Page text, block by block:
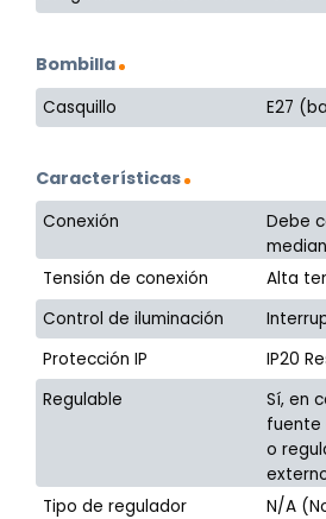
Bombilla
Casquillo E27
Características
Conexión
Debe
Tensión de conexión
Alta
Control de iluminación
Protección IP
IP20
Regulable
Sí, en
fuente
o
Tipo de regulador
N/A